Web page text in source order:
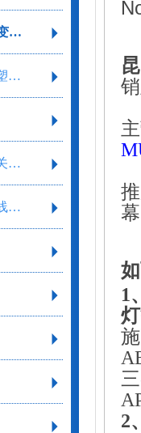
PLC编程器触摸屏变频器
低压电气（微断、塑壳、框架）
接触器热继马达开关继电器
开关电源连接器分线盒气缸气阀剥线工具
1
2、